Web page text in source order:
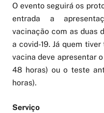
O evento seguirá os
entrada a
vacinação com as duas
a covid-19. Já quem
vacina deve apresentar
48 horas) ou o teste
horas).
Serviço